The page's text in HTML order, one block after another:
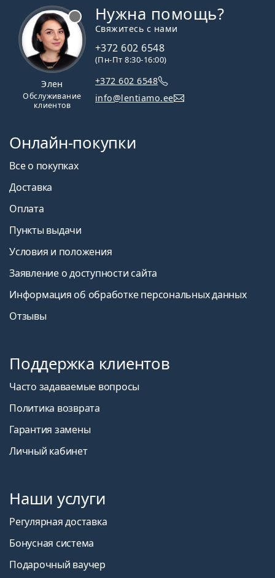
Элен
Обслуживание
клиентов
Нужна помощь?
Свяжитесь с нами
+372 602 6548
(Пн-Пт 8:30-16:00)
+372 602 6548
info@lentiamo.ee
Онлайн-покупки
Все о покупках
Доставка
Оплата
Пункты выдачи
Условия и положения
Заявление о доступности сайта
Информация об обработке персональных данных
Отзывы
Поддержка клиентов
Часто задаваемые вопросы
Политика возврата
Гарантия замены
Личный кабинет
Наши услуги
Регулярная доставка
Бонусная система
Подарочный ваучер